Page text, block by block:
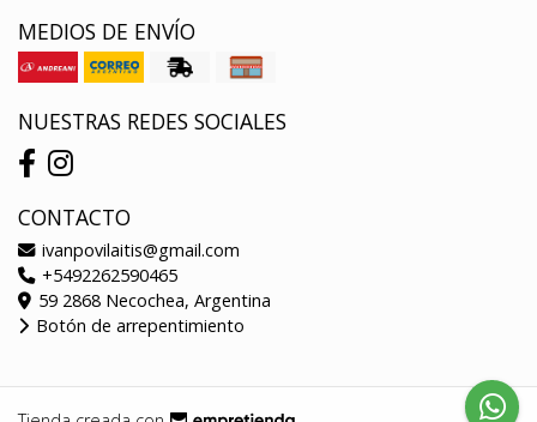
MEDIOS DE ENVÍO
NUESTRAS REDES SOCIALES
CONTACTO
ivanpovilaitis@gmail.com
+5492262590465
59 2868 Necochea, Argentina
Botón de arrepentimiento